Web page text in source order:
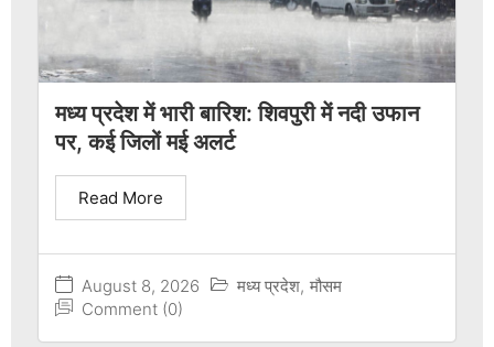
मध्य प्रदेश में भारी बारिश: शिवपुरी में नदी उफान
पर, कई जिलों मई अलर्ट
August 8, 2026 मध्य प्रदेश, मौसम
Comment (0)
Read More